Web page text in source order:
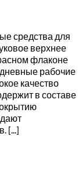
средства для
верхнее
флаконе
рабочие
качество
в составе
[...]